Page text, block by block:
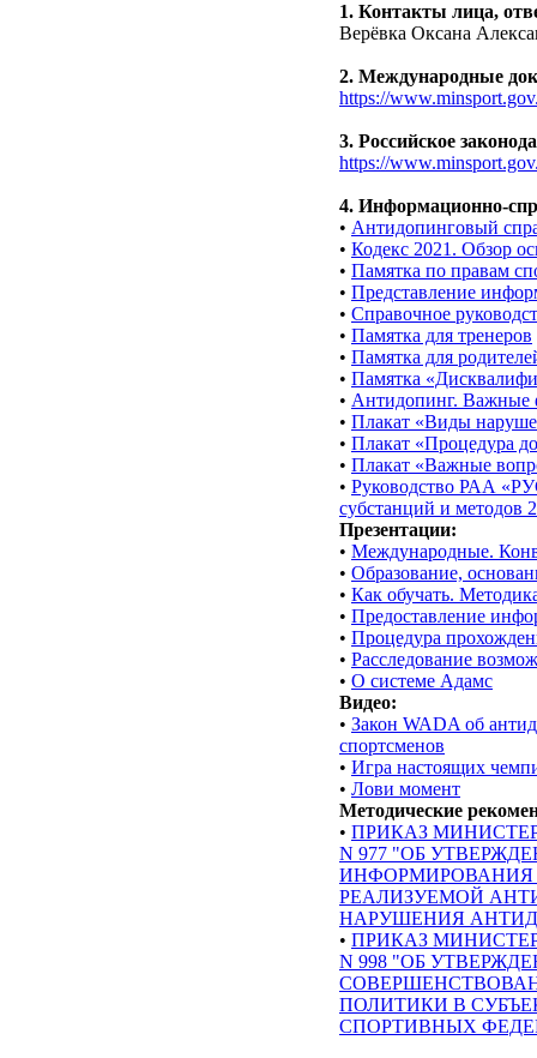
1. Контакты лица,
Верёвка Оксана
2. Международные
https://
3. Российское
https://
4. Информационно-
• Антидопинговый
• Кодекс 2021. Обзор
• Памятка по правам
• Представление
• Справочное
• Памятка для тренеров
• Памятка для
• Памятка
• Антидопинг. Важные
• Плакат «Виды
• Плакат «Процедура
• Плакат «Важные
• Руководство РАА
субстанций и методов
Презентации:
• Международные.
• Образование,
• Как обучать.
• Предоставление
• Процедура
• Расследование
• О системе Адамс
Видео:
• Закон WADA об
спортсменов
• Игра настоящих
• Лови момент
Методические
• ПРИКАЗ
N 977 "ОБ
ИНФОРМИРОВАНИЯ
РЕАЛИЗУЕМОЙ
НАРУШЕНИЯ
• ПРИКАЗ
N 998 "ОБ
ПОЛИТИКИ В
СПОРТИВНЫХ